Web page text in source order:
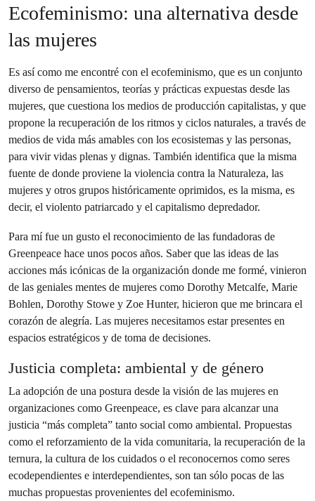
Ecofeminismo: una alternativa desde
las mujeres
Es así como me encontré con el ecofeminismo, que es un conjunto
diverso de pensamientos, teorías y prácticas expuestas desde las
mujeres, que cuestiona los medios de producción capitalistas, y que
propone la recuperación de los ritmos y ciclos naturales, a través de
medios de vida más amables con los ecosistemas y las personas,
para vivir vidas plenas y dignas. También identifica que la misma
fuente de donde proviene la violencia contra la Naturaleza, las
mujeres y otros grupos históricamente oprimidos, es la misma, es
decir, el violento patriarcado y el capitalismo depredador.
Para mí fue un gusto el reconocimiento de las fundadoras de
Greenpeace hace unos pocos años. Saber que las ideas de las
acciones más icónicas de la organización donde me formé, vinieron
de las geniales mentes de mujeres como Dorothy Metcalfe, Marie
Bohlen, Dorothy Stowe y Zoe Hunter, hicieron que me brincara el
corazón de alegría. Las mujeres necesitamos estar presentes en
espacios estratégicos y de toma de decisiones.
Justicia completa: ambiental y de género
La adopción de una postura desde la visión de las mujeres en
organizaciones como Greenpeace, es clave para alcanzar una
justicia “más completa” tanto social como ambiental. Propuestas
como el reforzamiento de la vida comunitaria, la recuperación de la
ternura, la cultura de los cuidados o el reconocernos como seres
ecodependientes e interdependientes, son tan sólo pocas de las
muchas propuestas provenientes del ecofeminismo.